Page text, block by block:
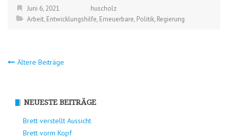
Juni 6, 2021
huscholz
Arbeit, Entwicklungshilfe, Erneuerbare, Politik, Regierung
Beitragsnavigation
Ältere Beiträge
NEUESTE BEITRÄGE
Brett verstellt Aussicht
Brett vorm Kopf